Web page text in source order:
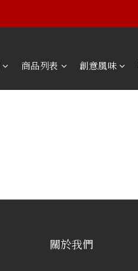
商品列表 創意風味
關於我們